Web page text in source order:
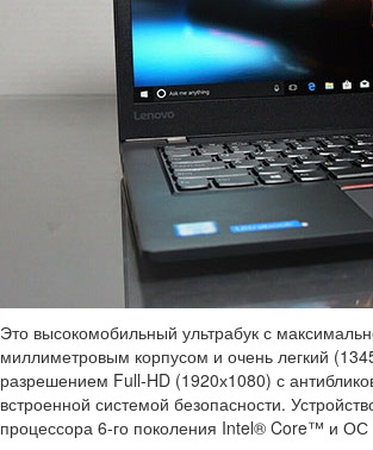
Это высокомобильный ультрабук с
миллиметровым корпусом и очень легкий
разрешением Full-HD (1920х1080) с
встроенной системой безопасности.
процессора 6-го поколения Intel® Core™ и ОС